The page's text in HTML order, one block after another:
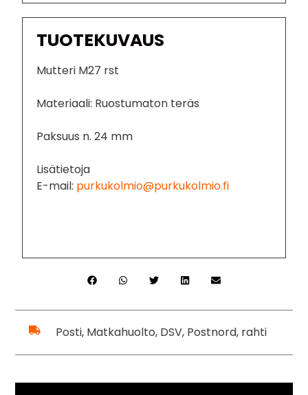
TUOTEKUVAUS
Mutteri M27 rst
Materiaali: Ruostumaton teräs
Paksuus n. 24 mm
Lisätietoja
E-mail: purkukolmio@purkukolmio.fi
Posti, Matkahuolto, DSV, Postnord, rahti